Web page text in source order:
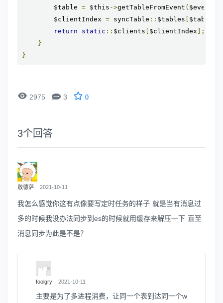
        $table
= $this ->getTableFromEvent ( $event
        $clientIndex
= syncTable :: $tables $table
return
static :: $clients $clientIndex ];
}
}
 2975  3 0
3个回答
敖德萨 2021-10-11
我怎么感觉你这有点像要写定时任务的样子 就是当有消息过
多的时候我没办法同步到es的时候就用缓存来解压一下 直至
消息同步为此是不是？
foolgry 2021-10-11
主要是为了多进程消费，让同一个表到达同一个w